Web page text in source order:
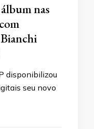
nas
disponibilizou
seu novo